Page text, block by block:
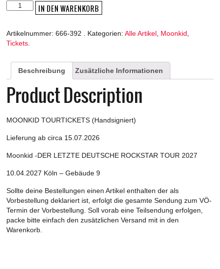
Moonkid
LETZTE
DEUTSCHE
TOUR
2027
Köln
-
9
10.04.2027
Menge
IN DEN WARENKORB
Artikelnummer: 666-392 Kategorien: Alle Artikel Moonkid
Tickets
Beschreibung Zusätzliche Informationen
Product Description
MOONKID TOURTICKETS (Handsigniert)
Lieferung ab circa 15.07.2026
Moonkid -DER LETZTE DEUTSCHE ROCKSTAR TOUR 2027
10.04.2027 Köln – Gebäude 9
Sollte deine Bestellungen einen Artikel enthalten der als
Vorbestellung deklariert ist, erfolgt die gesamte Sendung zum VÖ-
Termin der Vorbestellung. Soll vorab eine Teilsendung erfolgen,
packe bitte einfach den zusätzlichen Versand mit in den
Warenkorb.